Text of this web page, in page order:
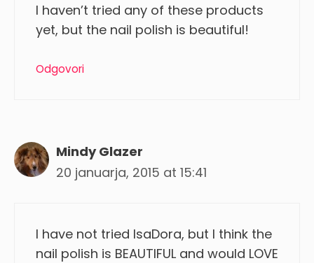
I haven’t tried any of these products
yet, but the nail polish is beautiful!
Odgovori
Mindy Glazer
20 januarja, 2015 at 15:41
I have not tried IsaDora, but I think the
nail polish is BEAUTIFUL and would LOVE